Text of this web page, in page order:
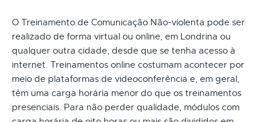
O Treinamento de Comunicação Não-violenta pode ser
realizado de forma virtual ou online, em Londrina ou
qualquer outra cidade, desde que se tenha acesso à
internet. Treinamentos online costumam acontecer por
meio de plataformas de videoconferência e, em geral,
têm uma carga horária menor do que os treinamentos
presenciais. Para não perder qualidade, módulos com